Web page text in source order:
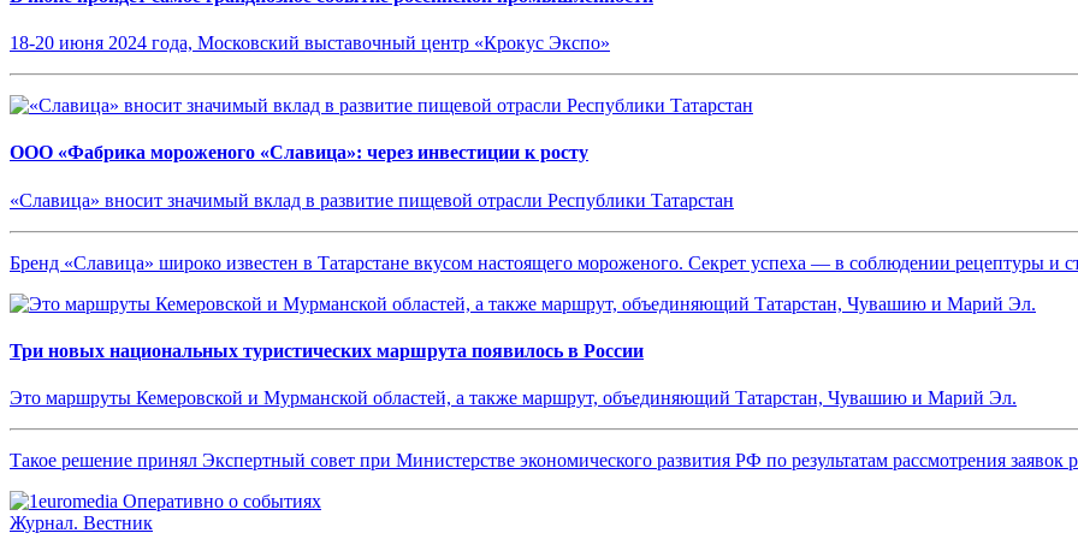
18-20 июня 2024 года, Московский выставочный центр «Крокус Экспо»
ООО «Фабрика мороженого «Славица»: через инвестиции к росту
«Славица» вносит значимый вклад в развитие пищевой отрасли Республики Татарстан
Бренд «Славица» широко известен в Татарстане вкусом настоящего мороженого. Секрет успеха — в соблюдении рецептуры и
Три новых национальных туристических маршрута появилось в России
Это маршруты Кемеровской и Мурманской областей, а также маршрут, объединяющий Татарстан, Чувашию и Марий Эл.
Такое решение принял Экспертный совет при Министерстве экономического развития РФ по результатам рассмотрения заявок
Журнал. Вестник